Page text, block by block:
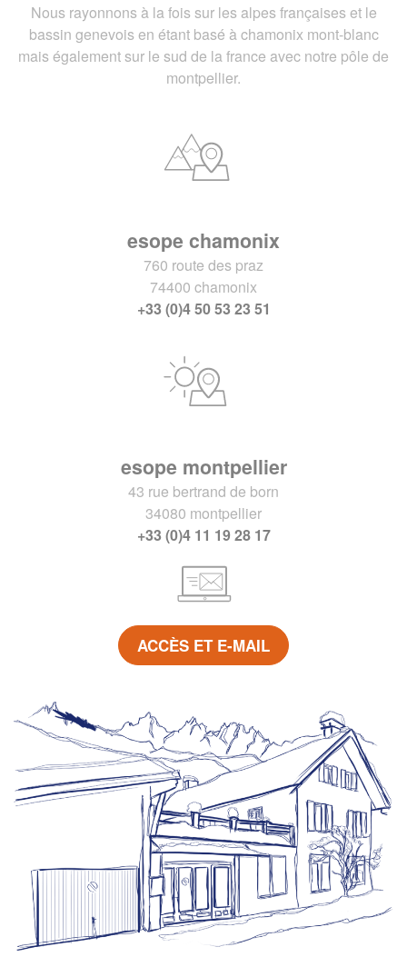
Nous rayonnons à la fois sur les alpes françaises et le
bassin genevois en étant basé à chamonix mont-blanc
mais également sur le sud de la france avec notre pôle de
montpellier.
esope chamonix
760 route des praz
74400 chamonix
+33 (0)4 50 53 23 51
esope montpellier
43 rue bertrand de born
34080 montpellier
+33 (0)4 11 19 28 17
ACCÈS ET E-MAIL